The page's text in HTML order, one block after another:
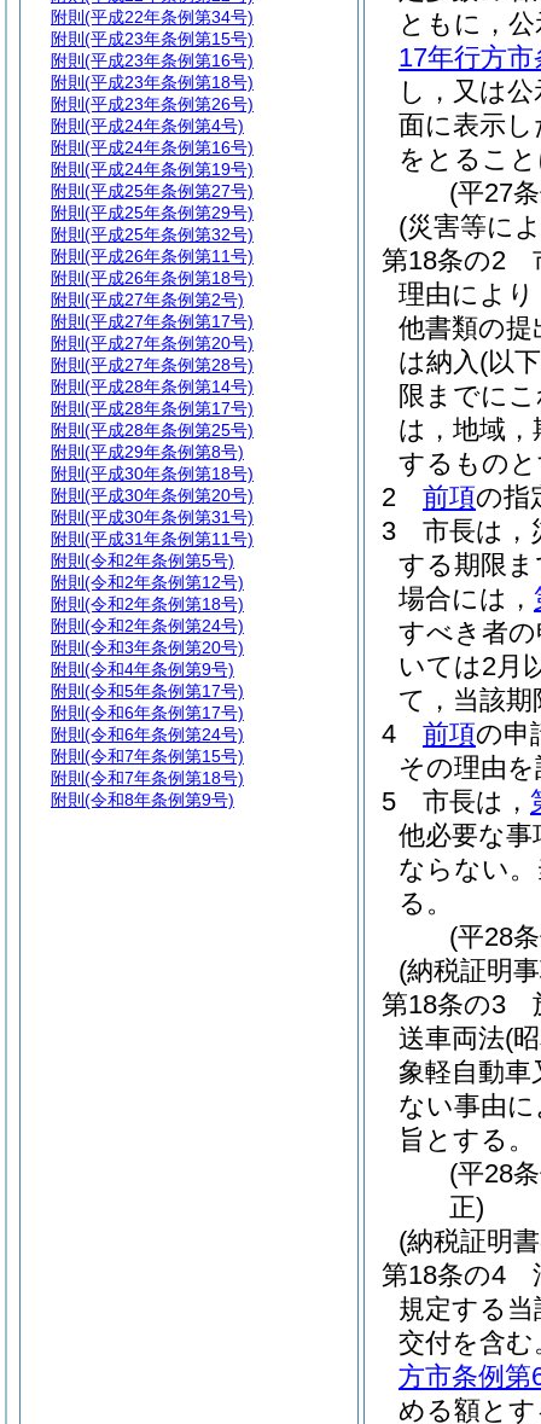
ともに，
17年行方
し，又は
面に表示
をとるこ
(平27
(災害等に
第18条の2
理由によ
他書類の提
は納入(以
限までに
は，地域
するもの
2
前項の指
3
市長は，
する期限
場合には，
すべき者
いては2月
て，当該
4
前項の申
その理由
5
市長は，
他必要な
ならない。
る。
(平28
(納税証明
第18条の3
送車両法(
象軽自動
ない事由
旨とする。
(平28
正)
(納税証明
第18条の4
規定する
交付を含む
方市条例第
める額と
附則 (平成22年条例第34号)
附則 (平成23年条例第15号)
附則 (平成23年条例第16号)
附則 (平成23年条例第18号)
附則 (平成23年条例第26号)
附則 (平成24年条例第4号)
附則 (平成24年条例第16号)
附則 (平成24年条例第19号)
附則 (平成25年条例第27号)
附則 (平成25年条例第29号)
附則 (平成25年条例第32号)
附則 (平成26年条例第11号)
附則 (平成26年条例第18号)
附則 (平成27年条例第2号)
附則 (平成27年条例第17号)
附則 (平成27年条例第20号)
附則 (平成27年条例第28号)
附則 (平成28年条例第14号)
附則 (平成28年条例第17号)
附則 (平成28年条例第25号)
附則 (平成29年条例第8号)
附則 (平成30年条例第18号)
附則 (平成30年条例第20号)
附則 (平成30年条例第31号)
附則 (平成31年条例第11号)
附則 (令和2年条例第5号)
附則 (令和2年条例第12号)
附則 (令和2年条例第18号)
附則 (令和2年条例第24号)
附則 (令和3年条例第20号)
附則 (令和4年条例第9号)
附則 (令和5年条例第17号)
附則 (令和6年条例第17号)
附則 (令和6年条例第24号)
附則 (令和7年条例第15号)
附則 (令和7年条例第18号)
附則 (令和8年条例第9号)